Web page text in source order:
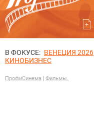
В ФОКУСЕ: ВЕНЕЦИЯ 2026
КИНОБИЗНЕС
ПрофиСинема Фильмы.